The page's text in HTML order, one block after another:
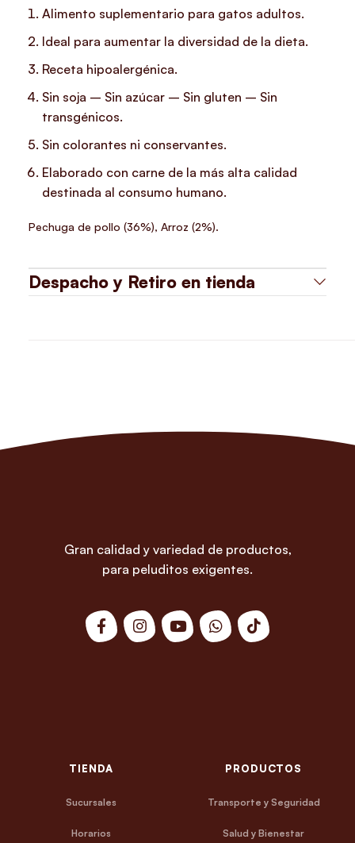
Alimento suplementario para gatos adultos.
Ideal para aumentar la diversidad de la dieta.
Receta hipoalergénica.
Sin soja – Sin azúcar – Sin gluten – Sin
transgénicos.
Sin colorantes ni conservantes.
Elaborado con carne de la más alta calidad
destinada al consumo humano.
Pechuga de pollo (36%), Arroz (2%).
Despacho y Retiro en tienda
Gran calidad y variedad de productos,
para peluditos exigentes.
TIENDA
Sucursales
Horarios
PRODUCTOS
Transporte y Seguridad
Salud y Bienestar